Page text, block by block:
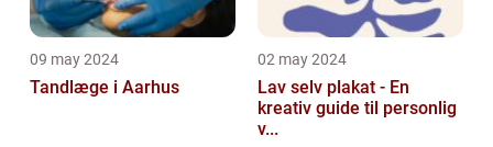
09 may 2024
Tandlæge i Aarhus
02 may 2024
Lav selv plakat - En
kreativ guide til personlig
v...